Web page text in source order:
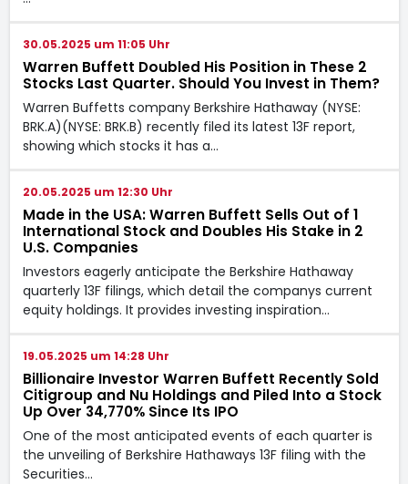
30.05.2025 um 11:05 Uhr
Warren Buffett Doubled His Position in These 2
Stocks Last Quarter. Should You Invest in Them?
Warren Buffetts company Berkshire Hathaway (NYSE:
BRK.A)(NYSE: BRK.B) recently filed its latest 13F report,
showing which stocks it has a…
20.05.2025 um 12:30 Uhr
Made in the USA: Warren Buffett Sells Out of 1
International Stock and Doubles His Stake in 2
U.S. Companies
Investors eagerly anticipate the Berkshire Hathaway
quarterly 13F filings, which detail the companys current
equity holdings. It provides investing inspiration…
19.05.2025 um 14:28 Uhr
Billionaire Investor Warren Buffett Recently Sold
Citigroup and Nu Holdings and Piled Into a Stock
Up Over 34,770% Since Its IPO
One of the most anticipated events of each quarter is
the unveiling of Berkshire Hathaways 13F filing with the
Securities…